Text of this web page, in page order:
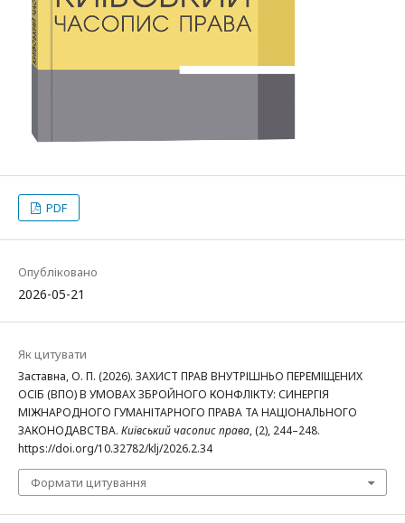
PDF
Опубліковано
2026-05-21
Як цитувати
Заставна, О. П. (2026). ЗАХИСТ ПРАВ ВНУТРІШНЬО ПЕРЕМІЩЕНИХ
ОСІБ (ВПО) В УМОВАХ ЗБРОЙНОГО КОНФЛІКТУ: СИНЕРГІЯ
МІЖНАРОДНОГО ГУМАНІТАРНОГО ПРАВА ТА НАЦІОНАЛЬНОГО
ЗАКОНОДАВСТВА. Київський часопис права, (2), 244–248.
https://doi.org/10.32782/klj/2026.2.34
Формати цитування